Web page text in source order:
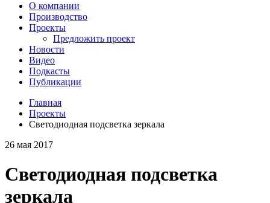
О компании
Производство
Проекты
Предложить проект
Новости
Видео
Подкасты
Публикации
Главная
Проекты
Светодиодная подсветка зеркала
26 мая 2017
Светодиодная подсветка
зеркала